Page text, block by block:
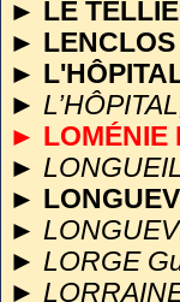
► LE
►
►
►
► LOMÉNIE
►
►
►
► LORGE
►